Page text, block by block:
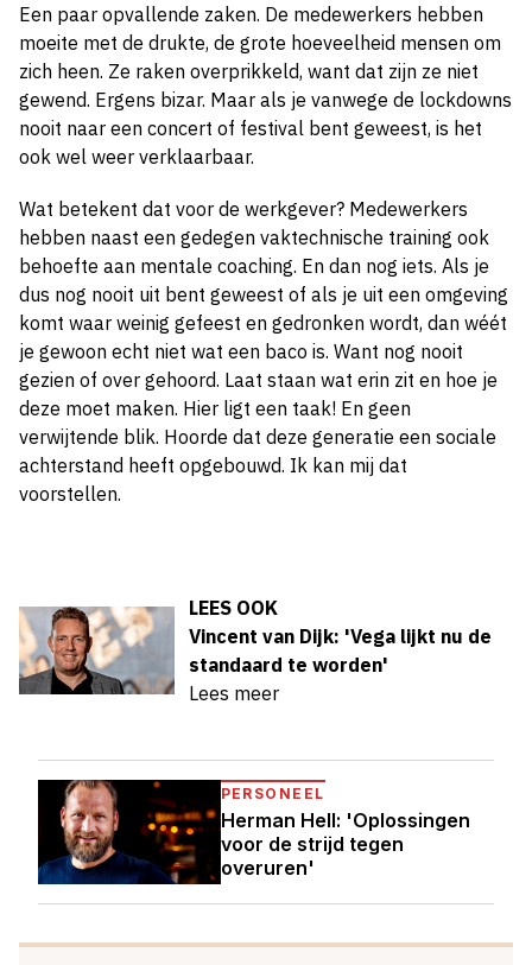
Een paar opvallende zaken. De medewerkers hebben
moeite met de drukte, de grote hoeveelheid mensen om
zich heen. Ze raken overprikkeld, want dat zijn ze niet
gewend. Ergens bizar. Maar als je vanwege de lockdowns
nooit naar een concert of festival bent geweest, is het
ook wel weer verklaarbaar.
Wat betekent dat voor de werkgever? Medewerkers
hebben naast een gedegen vaktechnische training ook
behoefte aan mentale coaching. En dan nog iets. Als je
dus nog nooit uit bent geweest of als je uit een omgeving
komt waar weinig gefeest en gedronken wordt, dan wéét
je gewoon echt niet wat een baco is. Want nog nooit
gezien of over gehoord. Laat staan wat erin zit en hoe je
deze moet maken. Hier ligt een taak! En geen
verwijtende blik. Hoorde dat deze generatie een sociale
achterstand heeft opgebouwd. Ik kan mij dat
voorstellen.
LEES OOK
Vincent van Dijk: 'Vega lijkt nu de
standaard te worden'
Lees meer
PERSONEEL
Herman Hell: 'Oplossingen
voor de strijd tegen
overuren'